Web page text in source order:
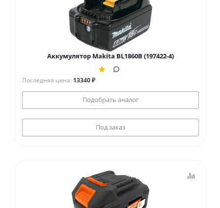
Аккумулятор Makita BL1860B (197422-4)
Последняя цена: 13340 ₽
Подобрать аналог
Под заказ